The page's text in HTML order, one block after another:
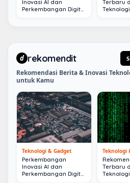
Inovasi AI dan
Perkembangan Digital
Terbaru
d rekomendit
Rekomendasi Berita & Inovasi
untuk Kamu
Teknologi & Gadget
Perkembangan
Inovasi AI dan
Perkembangan Digital
Teknologi
Terbaru